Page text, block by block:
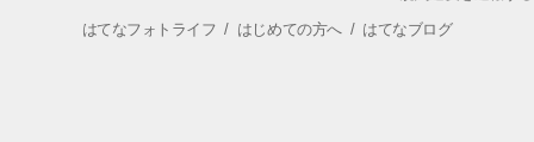
はてなフォトライフ / はじめての方へ/ はてなブログ